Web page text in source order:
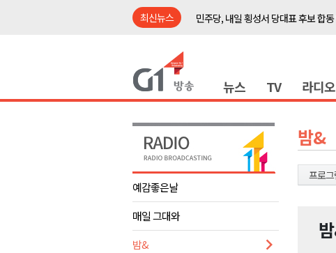
최신뉴스
민주당, 내일 횡성서 당대표 후보 합
춘천시립 '장애아동전담어린이집' 개원
양양군, 21일까지 '초등학생 틈새 돌봄'
강원개발공사, 공기업 평가 2년 연속 '
도-시군 첫 간담회..우상호 "하나된
민주당, 내일 횡성서 당대표 후보 합동
뉴스 TV 라디오
예감좋은날
매일 그대와
밤&
밤&
프로